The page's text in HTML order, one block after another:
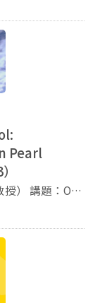
Pearl